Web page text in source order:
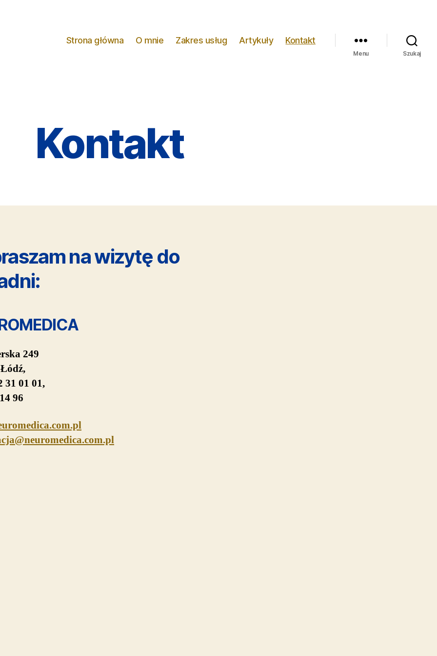
Strona główna O mnie Zakres usług Artykuły Kontakt
Menu Szukaj
Kontakt
na wizytę do
249
Łódź,
31 01 01,
96